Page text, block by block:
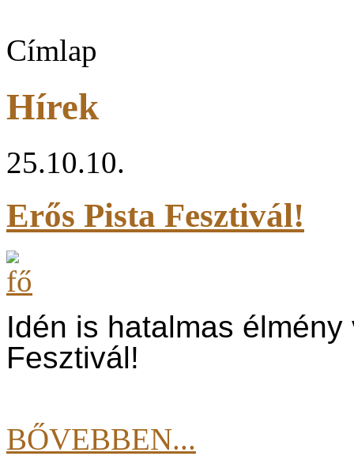
Címlap
Hírek
25.10.10.
Erős Pista Fesztivál!
Idén is hatalmas
Fesztivál!
BŐVEBBEN...